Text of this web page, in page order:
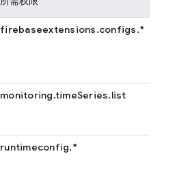
firebaseextensions.configs.*
monitoring.timeSeries.list
runtimeconfig.*